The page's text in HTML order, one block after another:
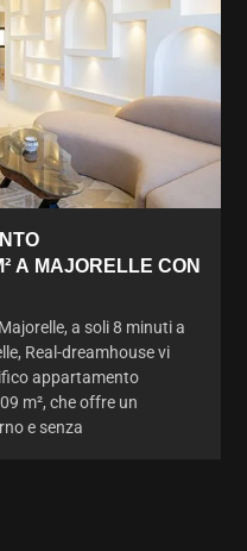
A MAJORELLE CON
a soli 8 minuti a
Real-dreamhouse vi
appartamento
m², che offre un
e senza